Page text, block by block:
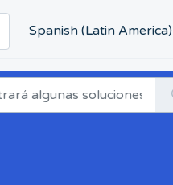
Spanish (Latin America)